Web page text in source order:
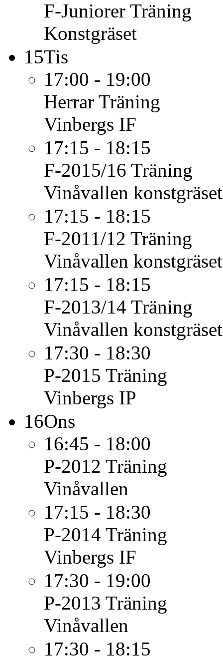
F-Juniorer Träning
Konstgräset
15Tis
17:00 - 19:00
Herrar Träning
Vinbergs IF
17:15 - 18:15
F-2015/16 Träning
Vinåvallen konstgräset
17:15 - 18:15
F-2011/12 Träning
Vinåvallen konstgräset
17:15 - 18:15
F-2013/14 Träning
Vinåvallen konstgräset
17:30 - 18:30
P-2015 Träning
Vinbergs IP
16Ons
16:45 - 18:00
P-2012 Träning
Vinåvallen
17:15 - 18:30
P-2014 Träning
Vinbergs IF
17:30 - 19:00
P-2013 Träning
Vinåvallen
17:30 - 18:15